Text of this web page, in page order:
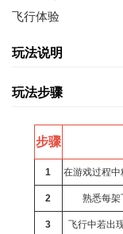
飞行体验
玩法说明
玩法步骤
步骤
1 在游戏过程
2 熟悉每架
3 飞行中若出